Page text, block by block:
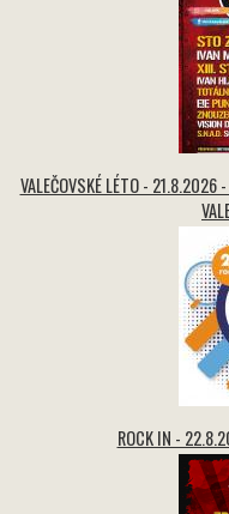
VALEČOVSKÉ LÉTO - 21.8.2026
ROCK IN -